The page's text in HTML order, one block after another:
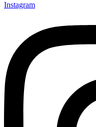
Instagram